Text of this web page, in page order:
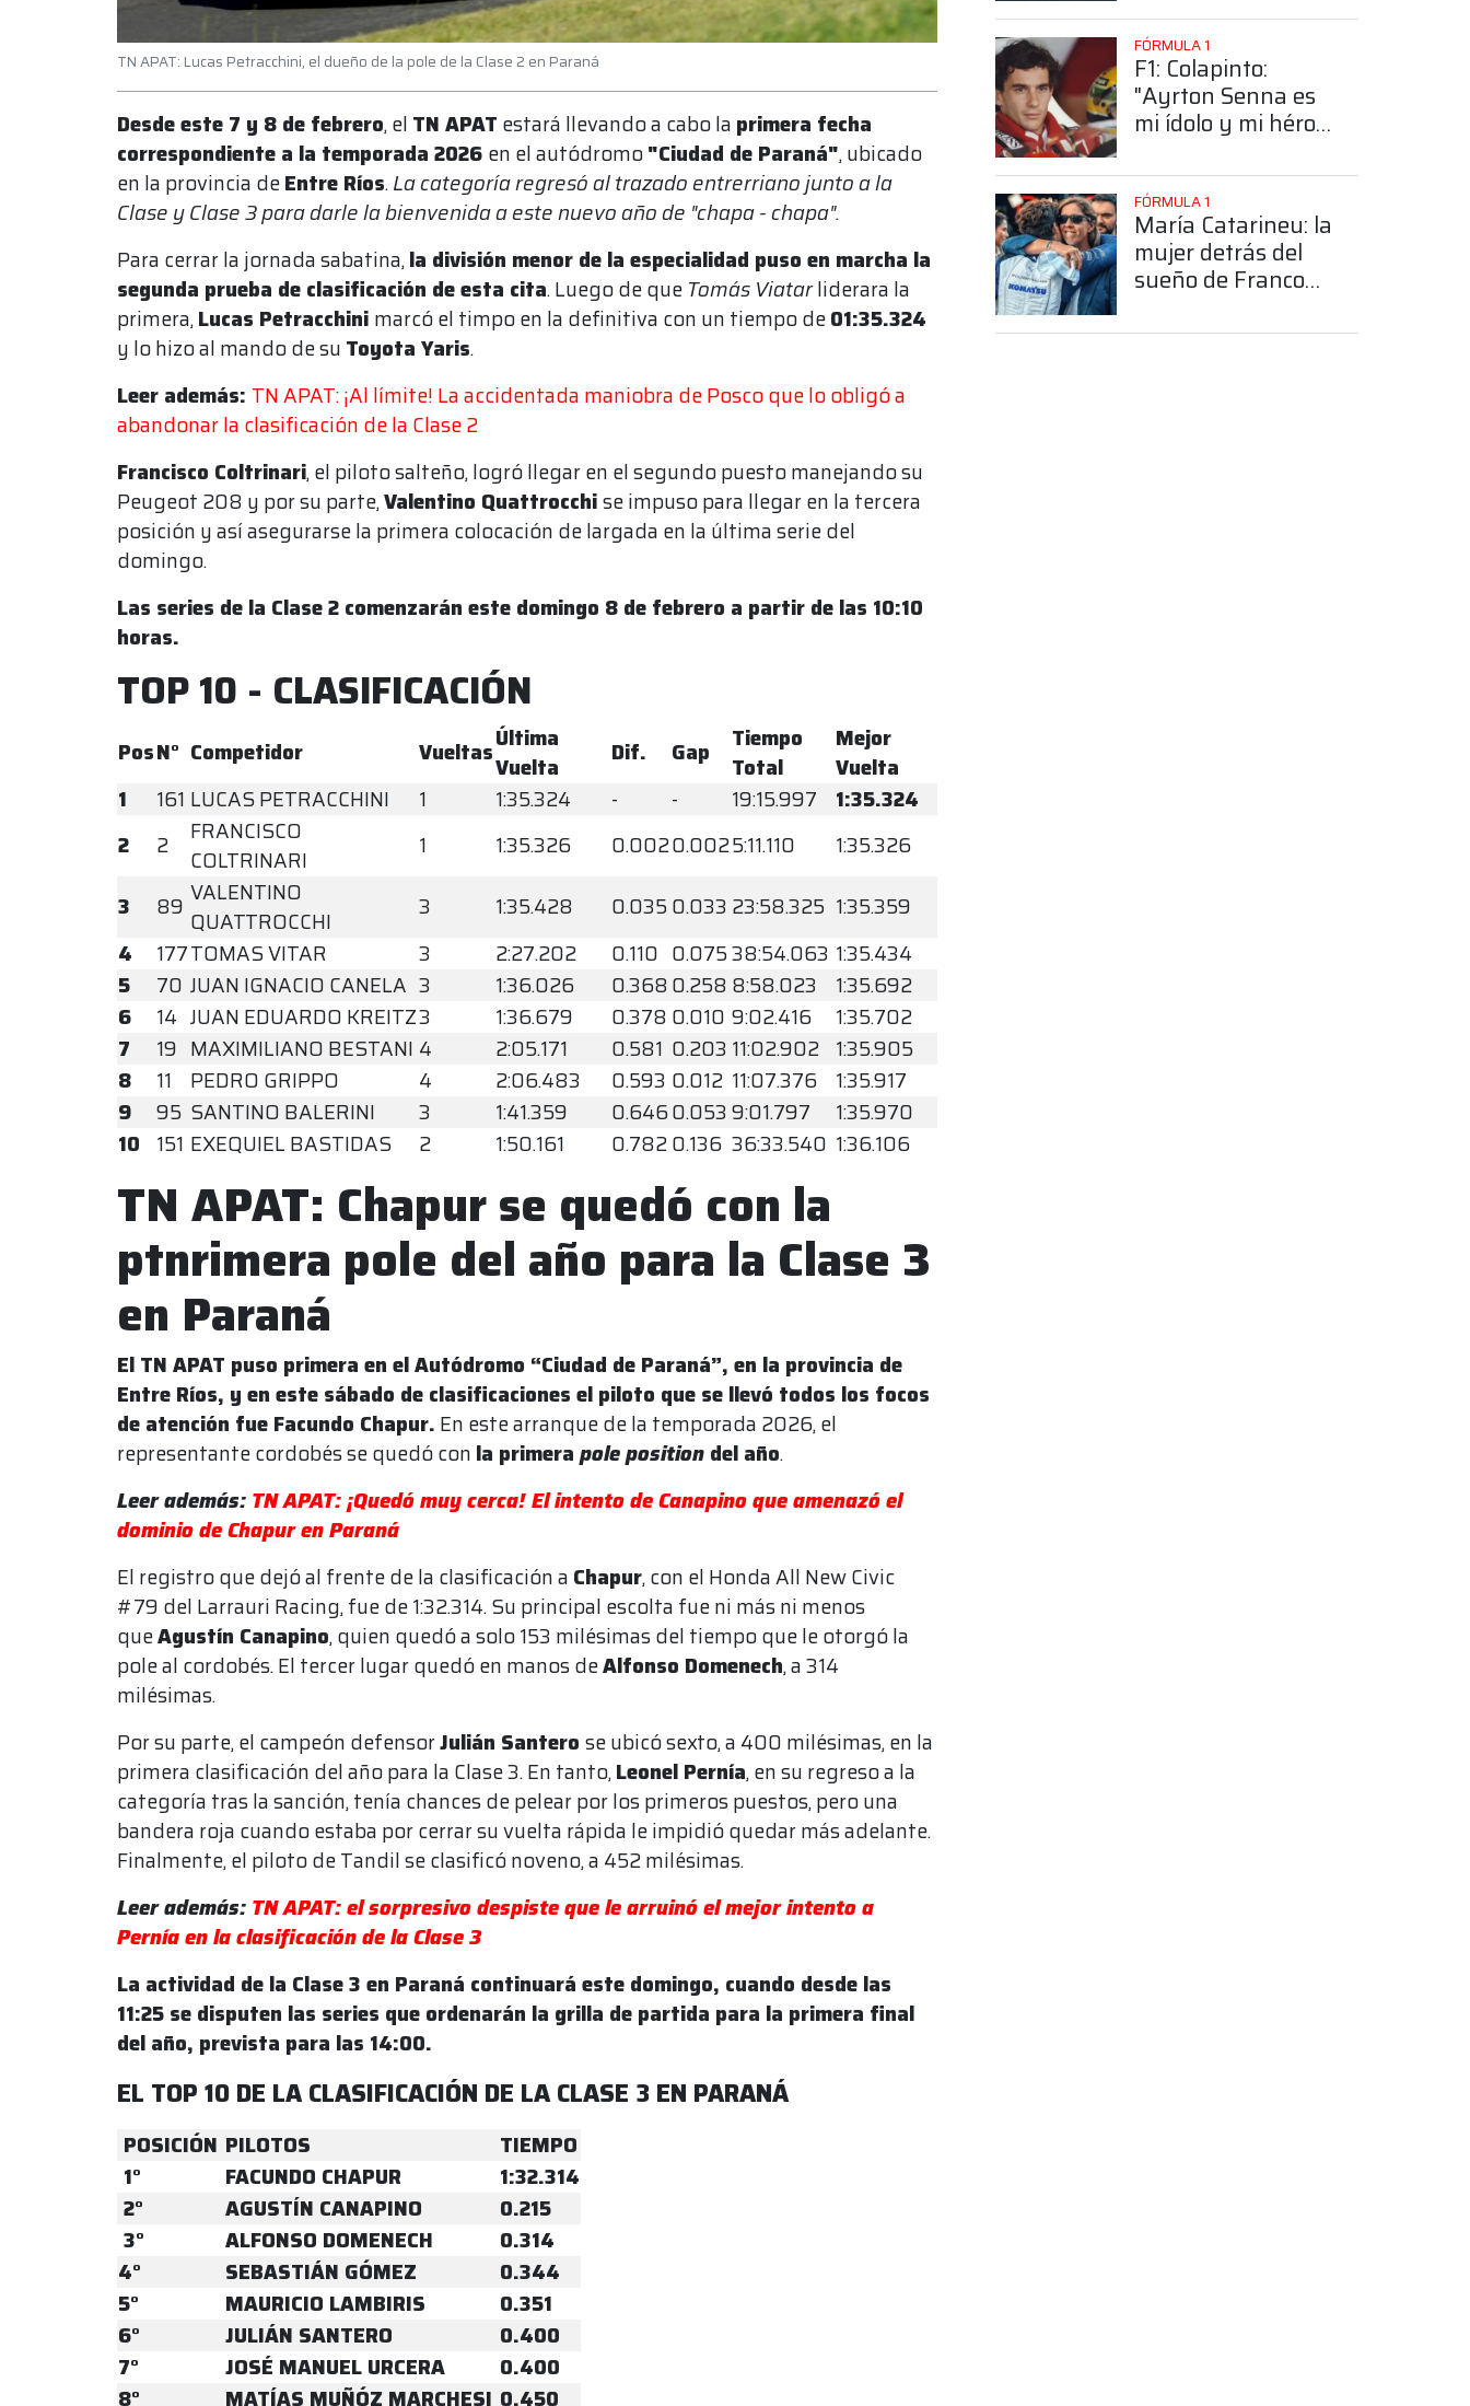
TN APAT: Lucas Petracchini, el dueño de la pole de la Clase 2 en Paraná
Desde este 7 y 8 de febrero, el TN APAT estará llevando a cabo la primera fecha
correspondiente a la temporada 2026 en el autódromo"Ciudad de Paraná", ubicado
en la provincia deEntre Ríos.La categoría regresó al trazado entrerriano junto a la
Clase y Clase 3 para darle la bienvenida a este nuevo año de "chapa - chapa".
Para cerrar la jornada sabatina,la división menor de la especialidad puso en marcha la
segunda prueba de clasificación de esta cita. Luego de que Tomás Viatarliderara la
primera,Lucas Petracchini marcó el timpo en la definitiva con un tiempo de01:35.324
y lo hizo al mando de su Toyota Yaris.
Leer además: TN APAT: ¡Al límite! La accidentada maniobra de Posco que lo obligó a
abandonar la clasificación de la Clase 2
Francisco Coltrinari, el piloto salteño, logró llegar en el segundo puesto manejando su
Peugeot 208 y por su parte,Valentino Quattrocchise impuso para llegar en la tercera
posición y así asegurarse la primera colocación de largada en la última serie del
domingo.
Las series de la Clase 2 comenzarán este domingo 8 de febrero a partir de las 10:10
horas.
TOP 10 - CLASIFICACIÓN
PosN° Competidor VueltasÚltima
Vuelta
Dif. Gap
Tiempo
Total
Mejor
Vuelta
1
161 LUCAS PETRACCHINI 1 1:35.324 - - 19:15.997
1:35.324
2
2
FRANCISCO
COLTRINARI
1 1:35.326 0.0020.0025:11.110
1:35.326
3
89 VALENTINO
QUATTROCCHI
3 1:35.428 0.0350.033 23:58.325 1:35.359
4
177TOMAS VITAR 3 2:27.202 0.110 0.07538:54.063 1:35.434
5
70 JUAN IGNACIO CANELA 3 1:36.026 0.3680.258 8:58.023
1:35.692
6
14 JUAN EDUARDO KREITZ3 1:36.679 0.378 0.010 9:02.416
1:35.702
7
19 MAXIMILIANO BESTANI 4 2:05.171 0.581 0.203 11:02.902 1:35.905
8
11 PEDRO GRIPPO 4 2:06.483 0.593 0.012 11:07.376
1:35.917
9
95 SANTINO BALERINI 3 1:41.359 0.6460.0539:01.797
1:35.970
10 151 EXEQUIEL BASTIDAS 2 1:50.161 0.7820.136 36:33.540 1:36.106
TN APAT: Chapur se quedó con la
ptnrimera pole del año para la Clase 3
en Paraná
El TN APAT puso primera en el Autódromo “Ciudad de Paraná”, en la provincia de
Entre Ríos, y en este sábado de clasificaciones el piloto que se llevó todos los focos
de atención fue Facundo Chapur. En este arranque de la temporada 2026, el
representante cordobés se quedó con la primerapole position del año.
Leer además: TN APAT: ¡Quedó muy cerca! El intento de Canapino que amenazó el
dominio de Chapur en Paraná
El registro que dejó al frente de la clasificación a Chapur, con el Honda All New Civic
#79 del Larrauri Racing, fue de 1:32.314. Su principal escolta fue ni más ni menos
queAgustín Canapino, quien quedó a solo 153 milésimas del tiempo que le otorgó la
pole al cordobés. El tercer lugar quedó en manos deAlfonso Domenech, a 314
milésimas.
Por su parte, el campeón defensorJulián Santero se ubicó sexto, a 400 milésimas, en la
primera clasificación del año para la Clase 3. En tanto,Leonel Pernía, en su regreso a la
categoría tras la sanción, tenía chances de pelear por los primeros puestos, pero una
bandera roja cuando estaba por cerrar su vuelta rápida le impidió quedar más adelante.
Finalmente, el piloto de Tandil se clasificó noveno, a 452 milésimas.
Leer además: TN APAT: el sorpresivo despiste que le arruinó el mejor intento a
Pernía en la clasificación de la Clase 3
La actividad de la Clase 3 en Paraná continuará este domingo, cuando desde las
11:25 se disputen las series que ordenarán la grilla de partida para la primera final
del año, prevista para las 14:00.
EL TOP 10 DE LA CLASIFICACIÓN DE LA CLASE 3 EN PARANÁ
POSICIÓN PILOTOS
TIEMPO
1°
FACUNDO CHAPUR
1:32.314
2°
AGUSTÍN CANAPINO
0.215
3°
ALFONSO DOMENECH
0.314
4°
SEBASTIÁN GÓMEZ
0.344
5°
MAURICIO LAMBIRIS
0.351
6°
JULIÁN SANTERO
0.400
7°
JOSÉ MANUEL URCERA
0.400
8°
MATÍAS MUÑÓZ MARCHESI 0.450
número 43
FÓRMULA 1
F1: Colapinto:
"Ayrton Senna es
mi ídolo y mi héroe
FÓRMULA 1
María Catarineu: la
mujer detrás del
sueño de Franco
Fórmula 1